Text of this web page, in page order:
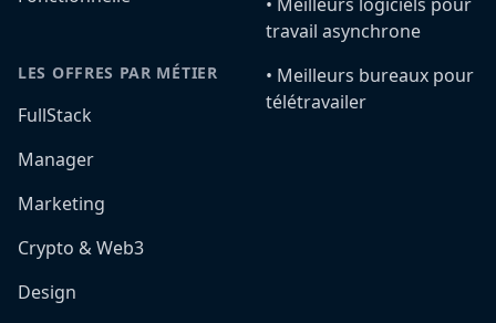
LES OFFRES PAR MÉTIER
FullStack
Manager
Marketing
Crypto & Web3
Design
travail asynchrone
•️ Meilleurs bureaux pour
télétravailer